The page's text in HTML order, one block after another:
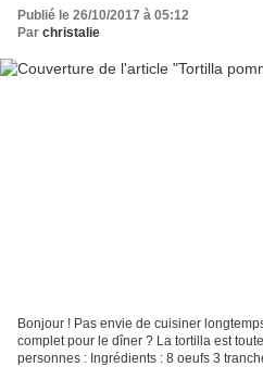
Publié le 26/10/2017 à 05:12
Par christalie
Bonjour ! Pas envie de cuisiner
complet pour le dîner ? La tortilla est
personnes : Ingrédients : 8 oeufs 3